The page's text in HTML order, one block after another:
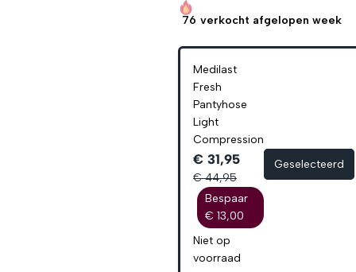
76 verkocht afgelopen week
Medilast
Fresh
Pantyhose
Light
Compression
€ 31,95
€ 44,95
Bespaar
€ 13,00
Niet op
voorraad
Geselecteerd